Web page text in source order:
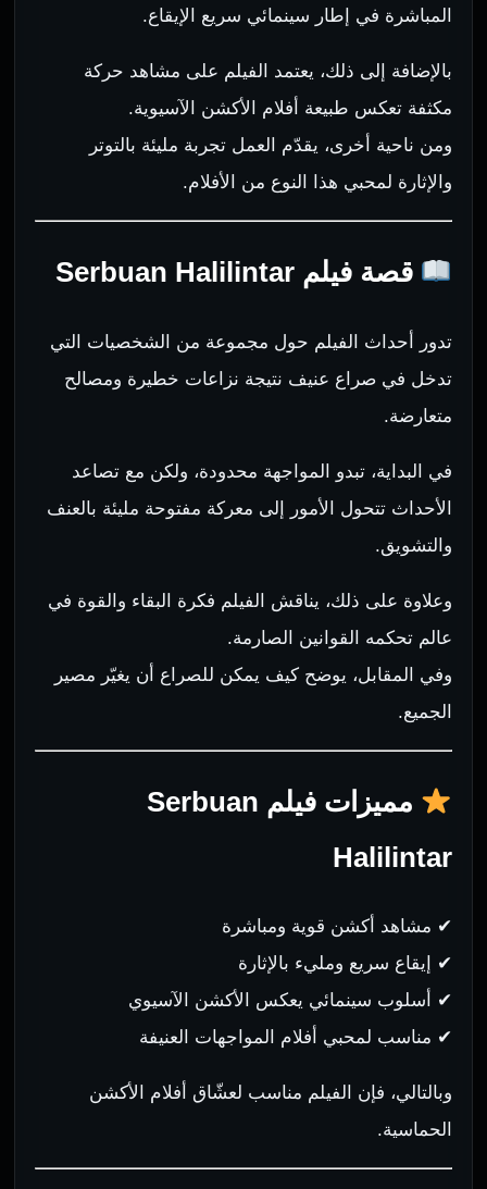
المباشرة في إطار سينمائي سريع الإيقاع.
بالإضافة إلى ذلك، يعتمد الفيلم على مشاهد حركة
مكثفة تعكس طبيعة أفلام الأكشن الآسيوية.
ومن ناحية أخرى، يقدّم العمل تجربة مليئة بالتوتر
والإثارة لمحبي هذا النوع من الأفلام.
قصة فيلم Serbuan Halilintar
تدور أحداث الفيلم حول مجموعة من الشخصيات التي
تدخل في صراع عنيف نتيجة نزاعات خطيرة ومصالح
متعارضة.
في البداية، تبدو المواجهة محدودة، ولكن مع تصاعد
الأحداث تتحول الأمور إلى معركة مفتوحة مليئة بالعنف
والتشويق.
وعلاوة على ذلك، يناقش الفيلم فكرة البقاء والقوة في
عالم تحكمه القوانين الصارمة.
وفي المقابل، يوضح كيف يمكن للصراع أن يغيّر مصير
الجميع.
مميزات فيلم Serbuan
Halilintar
✔ مشاهد أكشن قوية ومباشرة
✔ إيقاع سريع ومليء بالإثارة
✔ أسلوب سينمائي يعكس الأكشن الآسيوي
✔ مناسب لمحبي أفلام المواجهات العنيفة
وبالتالي، فإن الفيلم مناسب لعشّاق أفلام الأكشن
الحماسية.